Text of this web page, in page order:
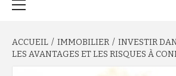
ACCUEIL IMMOBILIER
INVESTIR
LES AVANTAGES ET LES RISQUES À